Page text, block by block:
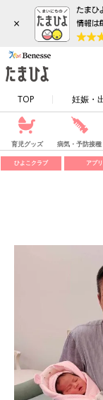
×
TOP 妊娠・
育児グッズ 病気・予防接種
ひよこクラブ アプリ